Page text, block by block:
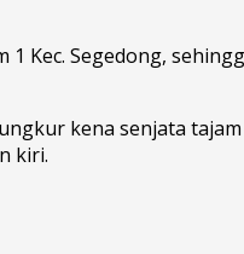
Kec. Segedong,
kena senjata
kiri.